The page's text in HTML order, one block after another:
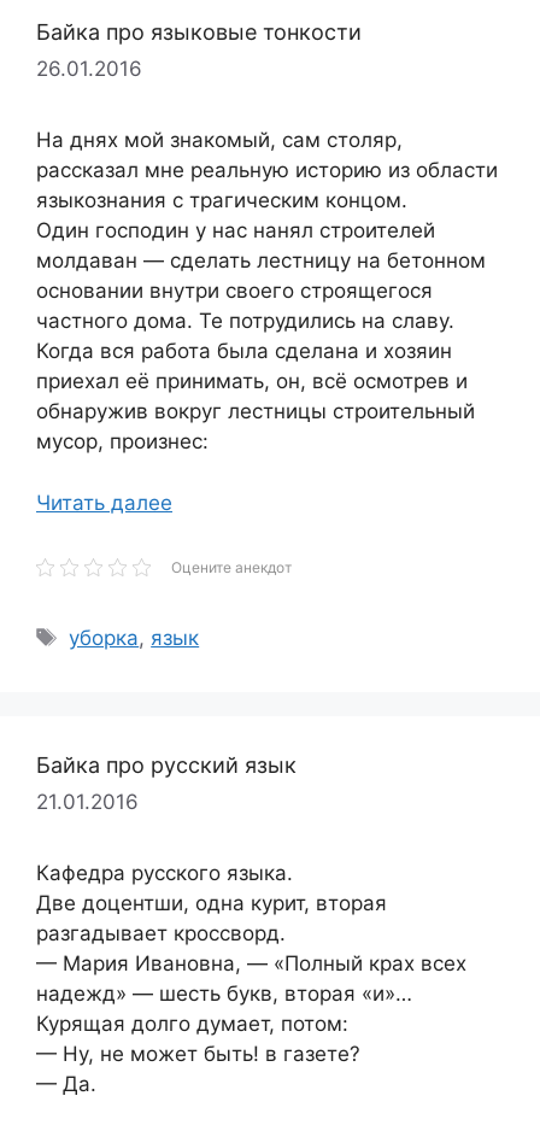
Байка про языковые тонкости
26.01.2016
На днях мой знакомый, сам столяр,
рассказал мне реальную историю из области
языкознания с трагическим концом.
Один господин у нас нанял строителей
молдаван — сделать лестницу на бетонном
основании внутри своего строящегося
частного дома. Те потрудились на славу.
Когда вся работа была сделана и хозяин
приехал её принимать, он, всё осмотрев и
обнаружив вокруг лестницы строительный
мусор, произнес:
Читать далее
Оцените анекдот
Метки
уборка, язык
Байка про русский язык
21.01.2016
Кафедра русского языка.
Две доцентши, одна курит, вторая
разгадывает кроссворд.
— Мария Ивановна, — «Полный крах всех
надежд» — шесть букв, вторая «и»…
Курящая долго думает, потом:
— Ну, не может быть! в газете?
— Да.